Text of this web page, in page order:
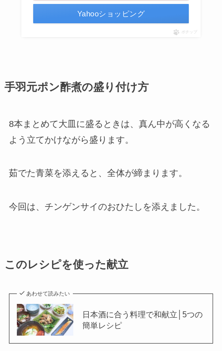
Yahooショッピング
ポチップ
手羽元ポン酢煮の盛り付け方
8本まとめて大皿に盛るときは、真ん中が高くなる
よう立てかけながら盛ります。
茹でた青菜を添えると、全体が締まります。
今回は、チンゲンサイのおひたしを添えました。
このレシピを使った献立
あわせて読みたい
日本酒に合う料理で和献立│5つの
簡単レシピ